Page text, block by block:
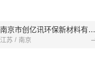
南京市创亿讯环保新材料有限公司
江苏 / 南京